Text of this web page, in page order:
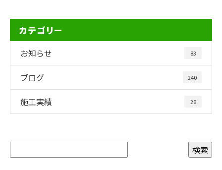
カテゴリー
お知らせ 83
ブログ 240
施工実績 26